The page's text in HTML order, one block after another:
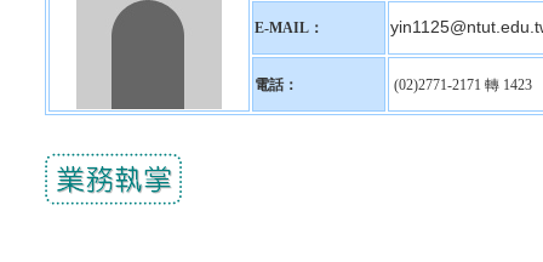
E-MAIL：
電話： (02)2771-2171 轉 1423